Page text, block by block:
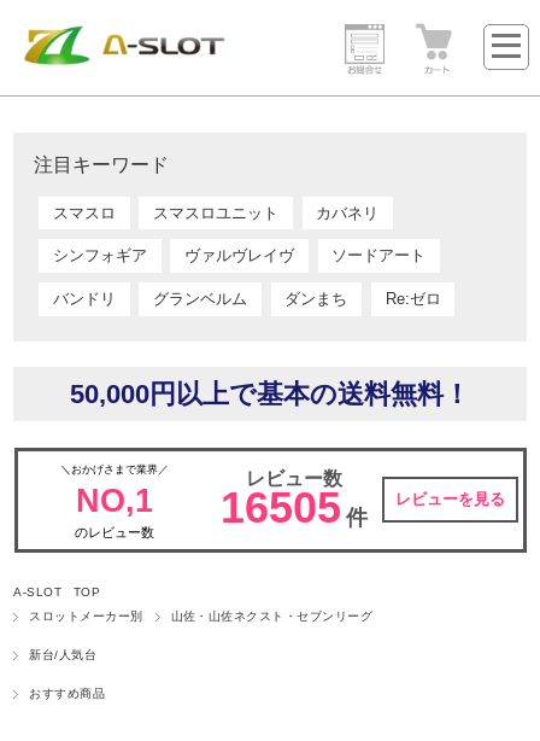
注目キーワード
スマスロ スマスロユニット カバネリ
シンフォギア ヴァルヴレイヴ ソードアート
バンドリ グランベルム ダンまち Re:ゼロ
50,000円以上で基本の送料無料！
＼おかげさまで業界／
NO,1
のレビュー数
レビュー数
16505 件
レビューを見る
A-SLOT TOP
スロットメーカー別
山佐・山佐ネクスト・セブンリーグ
新台/人気台
おすすめ商品